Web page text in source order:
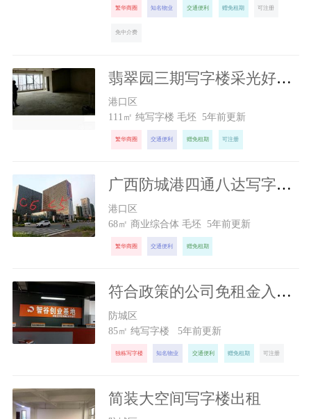
繁华商圈 知名物业 交通便利 赠免租期 可注册
免中介费
翡翠园三期写字楼采光好交通好
港口区
111㎡ 纯写字楼 毛坯 5年前更新
繁华商圈 交通便利 赠免租期 可注册
广西防城港四通八达写字楼出租
港口区
68㎡ 商业综合体 毛坯 5年前更新
繁华商圈 交通便利 赠免租期
符合政策的公司免租金入驻办公
防城区
85㎡ 纯写字楼 5年前更新
独栋写字楼 知名物业 交通便利 赠免租期 可注册
简装大空间写字楼出租